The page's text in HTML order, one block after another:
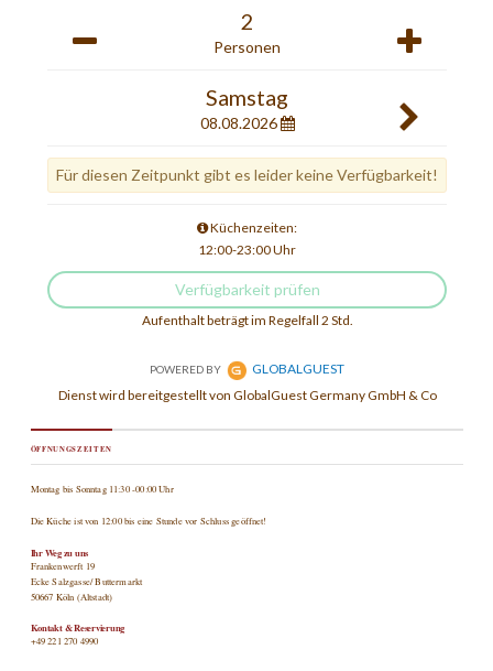
ÖFFNUNGSZEITEN
Montag bis Sonntag 11:30 -00:00 Uhr
Die Küche ist von 12:00 bis eine Stunde vor Schluss geöffnet!
Ihr Weg zu uns
Frankenwerft 19
Ecke Salzgasse/ Buttermarkt
50667 Köln (Altstadt)
Kontakt & Reservierung
+49 221 270 4990